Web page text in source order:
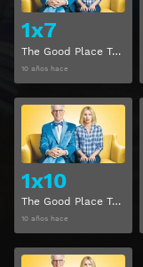
1x7
The Good Place Temporada 1 Capitulo 7
10 años hace
1x10
The Good Place Temporada 1 Capitulo 10
10 años hace